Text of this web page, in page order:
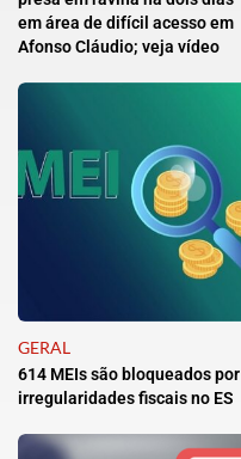
em área de difícil acesso em
Afonso Cláudio; veja vídeo
GERAL
614 MEIs são bloqueados por
irregularidades fiscais no ES